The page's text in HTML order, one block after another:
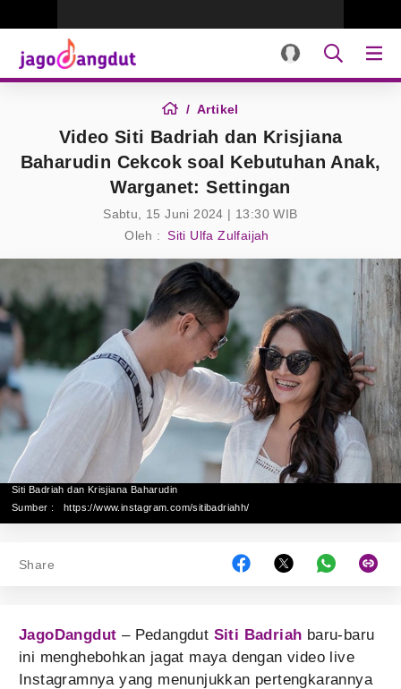
Artikel
Video Siti Badriah dan Krisjiana
Baharudin Cekcok soal Kebutuhan Anak,
Warganet: Settingan
Sabtu, 15 Juni 2024 | 13:30 WIB
Oleh : Siti Ulfa Zulfaijah
Siti Badriah dan Krisjiana Baharudin
Sumber :
https://www.instagram.com/sitibadriahh/
Share
JagoDangdut – Pedangdut Siti Badriah baru-baru
ini menghebohkan jagat maya dengan video live
Instagramnya yang menunjukkan pertengkarannya